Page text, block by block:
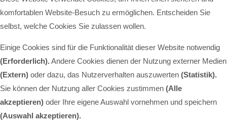
komfortablen Website-Besuch zu ermöglichen. Entscheiden Sie
selbst, welche Cookies Sie zulassen wollen.
Einige Cookies sind für die Funktionalität dieser Website notwendig
(Erforderlich).Andere Cookies dienen der Nutzung externer Medien
(Extern) oder dazu, das Nutzerverhalten auszuwerten (Statistik).
Sie können der Nutzung aller Cookies zustimmen (Alle
akzeptieren) oder Ihre eigene Auswahl vornehmen und speichern
(Auswahl akzeptieren).